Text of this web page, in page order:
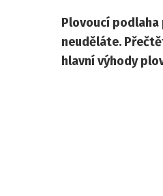
Plovoucí
neuděláte.
hlavní výhody